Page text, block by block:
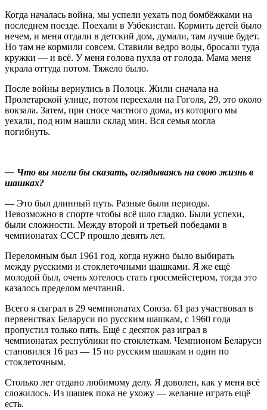
Когда началась война, мы успели уехать под бомбёжками на
последнем поезде. Поехали в Узбекистан. Кормить детей было
нечем, и меня отдали в детский дом, думали, там лучше будет.
Но там не кормили совсем. Ставили ведро воды, бросали туда
кружки — и всё. У меня голова пухла от голода. Мама меня
украла оттуда потом. Тяжело было.
После войны вернулись в Полоцк. Жили сначала на
Пролетарской улице, потом переехали на Гоголя, 29, это около
вокзала. Затем, при сносе частного дома, из которого мы
уехали, под ним нашли склад мин. Вся семья могла
погибнуть.
— Что вы могли бы сказать, оглядываясь на свою жизнь в
шашках?
— Это был длинный путь. Разные были периоды.
Невозможно в спорте чтобы всё шло гладко. Были успехи,
были сложности. Между второй и третьей победами в
чемпионатах СССР прошло девять лет.
Переломным был 1961 год, когда нужно было выбирать
между русскими и стоклеточными шашками. Я же ещё
молодой был, очень хотелось стать гроссмейстером, тогда это
казалось пределом мечтаний.
Всего я сыграл в 29 чемпионатах Союза. 61 раз участвовал в
первенствах Беларуси по русским шашкам, с 1960 года
пропустил только пять. Ещё с десяток раз играл в
чемпионатах республики по стоклеткам. Чемпионом Беларуси
становился 16 раз — 15 по русским шашкам и один по
стоклеточным.
Столько лет отдано любимому делу. Я доволен, как у меня всё
сложилось. Из шашек пока не ухожу — желание играть ещё
есть.